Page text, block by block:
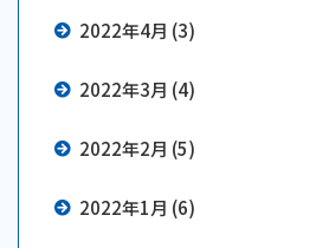
2022年4月 (3)
2022年3月 (4)
2022年2月 (5)
2022年1月 (6)